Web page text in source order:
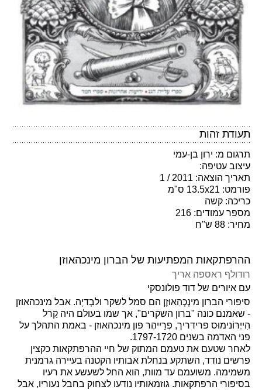
תעודת זהות
תרגום מ: ירון בן-עמי
עיצוב עטיפה:
תאריך הוצאה: 2011 / 1
פורמט: 13.5x21 ס"מ
כריכה: קשה
מספר עמודים: 216
מחיר: 88 ש"ח
ההרפתקאות המפתיעות של הברון מינכהאוזן
רודולף ראספה אריך
עם איורים של דוד פולונסקי
סיפורי הברון מינְכְהַאוּזֶן הם סמל לשקר ולבְדיָה. אבל מינכהאוזן
- שאמנם כונה "ברון השקרים", אך שמו בעולם היה קַרל
הִייֶרוֹנימוּס פרידריך, פְרַייהֶר פון מינכהאוזן - באמת התהלך על
פני האדמה בשנים 1797-1720.
לאחר שטעם את טעמם המתוק של חיי ההרפתקאות כקצין
פרשים נודד, השתקע בנחלת אבותיו הקטנה בעיירה גרמנית
משמימה. משועמם עד מוות, הוא החל לשעשע את רעיו
בסיפורי הרפתקאות. גוזמאותיו נודעו לצחוק בחבל נעוריו, אבל